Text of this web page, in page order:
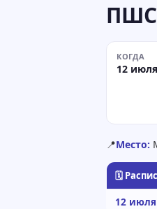
КОГДА
12
📍Место:
🗓
12 июля